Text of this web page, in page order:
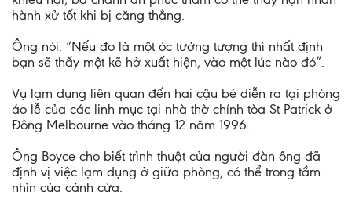
hành xử tốt khi bị căng thẳng.
Ông nói: “Nếu đo là một óc tưởng tượng thì nhất định
bạn sẽ thấy một kẽ hở xuất hiện, vào một lúc nào đó”.
Vụ lạm dụng liên quan đến hai cậu bé diễn ra tại phòng
áo lễ của các linh mục tại nhà thờ chính tòa St Patrick ở
Đông Melbourne vào tháng 12 năm 1996.
Ông Boyce cho biết trình thuật của người đàn ông đã
định vị việc lạm dụng ở giữa phòng, có thể trong tầm
nhìn của cánh cửa.